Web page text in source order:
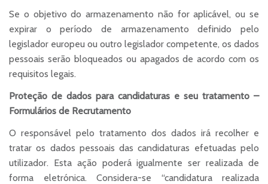
Se o objetivo do armazenamento não for aplicável, ou se
expirar o período de armazenamento definido pelo
legislador europeu ou outro legislador competente, os dados
pessoais serão bloqueados ou apagados de acordo com os
requisitos legais.
Proteção de dados para candidaturas e seu tratamento –
Formulários de Recrutamento
O responsável pelo tratamento dos dados irá recolher e
tratar os dados pessoais das candidaturas efetuadas pelo
utilizador. Esta ação poderá igualmente ser realizada de
forma eletrónica. Considera-se “candidatura realizada